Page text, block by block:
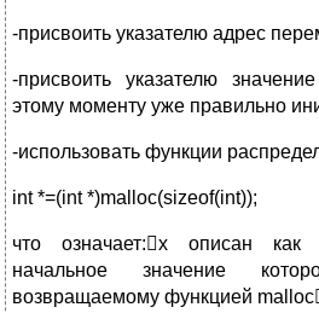
-присвоить указателю адрес
-присвоить указателю
этому моменту уже правильно
-использовать функции
int *=(int *)malloc(sizeof(int));
что означает:x описан как
начальное значение
возвращаемому функцией